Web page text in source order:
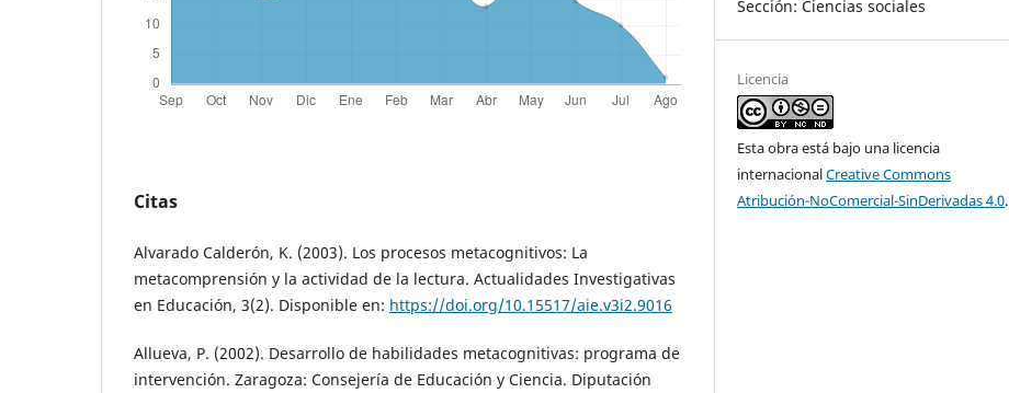
Citas
Alvarado Calderón, K. (2003). Los procesos metacognitivos: La
metacomprensión y la actividad de la lectura. Actualidades Investigativas
en Educación, 3(2). Disponible en: https://doi.org/10.15517/aie.v3i2.9016
Allueva, P. (2002). Desarrollo de habilidades metacognitivas: programa de
intervención. Zaragoza: Consejería de Educación y Ciencia. Diputación
Sección: Ciencias sociales
Licencia
Esta obra está bajo una licencia
internacionalCreative Commons
Atribución-NoComercial-SinDerivadas 4.0.